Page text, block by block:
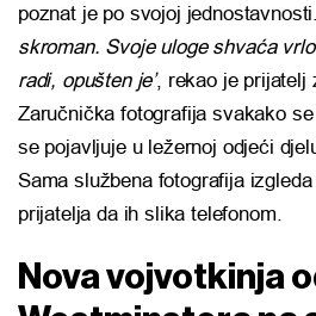
poznat je po svojoj jednostavnosti.
skroman. Svoje uloge shvaća
radi, opušten je’, rekao je prijatelj
Zaručnička fotografija svakako
se pojavljuje u ležernoj odjeći
Sama službena fotografija
prijatelja da ih slika telefonom.
Nova vojvotkinja